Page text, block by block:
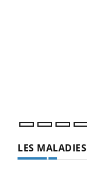
LES MALADIES